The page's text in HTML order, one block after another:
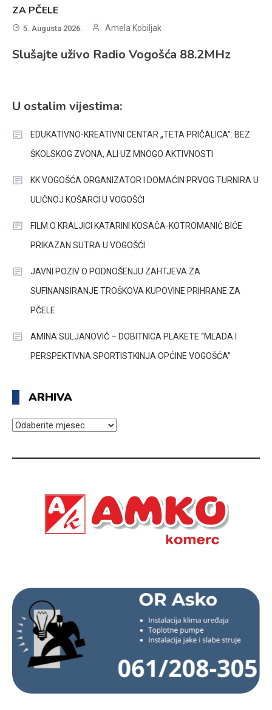
ZA PČELE
5. Augusta 2026. Amela Kobiljak
Slušajte uživo Radio Vogošća 88.2MHz
U ostalim vijestima:
EDUKATIVNO-KREATIVNI CENTAR „TETA PRIČALICA”: BEZ
ŠKOLSKOG ZVONA, ALI UZ MNOGO AKTIVNOSTI
KK VOGOŠĆA ORGANIZATOR I DOMAĆIN PRVOG TURNIRA U
ULIČNOJ KOŠARCI U VOGOŠĆI
FILM O KRALJICI KATARINI KOSAČA-KOTROMANIĆ BIĆE
PRIKAZAN SUTRA U VOGOŠĆI
JAVNI POZIV O PODNOŠENJU ZAHTJEVA ZA
SUFINANSIRANJE TROŠKOVA KUPOVINE PRIHRANE ZA
PČELE
AMINA SULJANOVIĆ – DOBITNICA PLAKETE “MLADA I
PERSPEKTIVNA SPORTISTKINJA OPĆINE VOGOŠĆA”
ARHIVA
ARHIVA